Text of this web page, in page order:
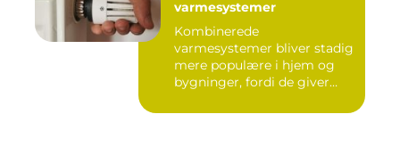
varmesystemer
Kombinerede
varmesystemer bliver stadig
mere populære i hjem og
bygninger, fordi de giver